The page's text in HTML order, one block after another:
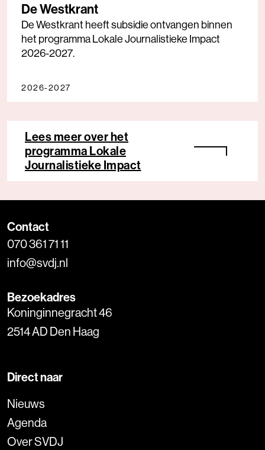
De Westkrant
De Westkrant heeft subsidie ontvangen binnen
het programma Lokale Journalistieke Impact
2026-2027.
2026-2027
Lees meer over het
programma Lokale
Journalistieke Impact
Contact
070 361 71 11
info@svdj.nl
Bezoekadres
Koninginnegracht 46
2514 AD Den Haag
Direct naar
Nieuws
Agenda
Over SVDJ